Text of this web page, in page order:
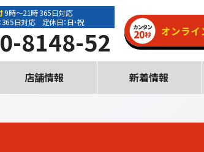
9時～21時 365日対応
日対応 定休日：日・祝
8148-52
店舗情報 新着情報